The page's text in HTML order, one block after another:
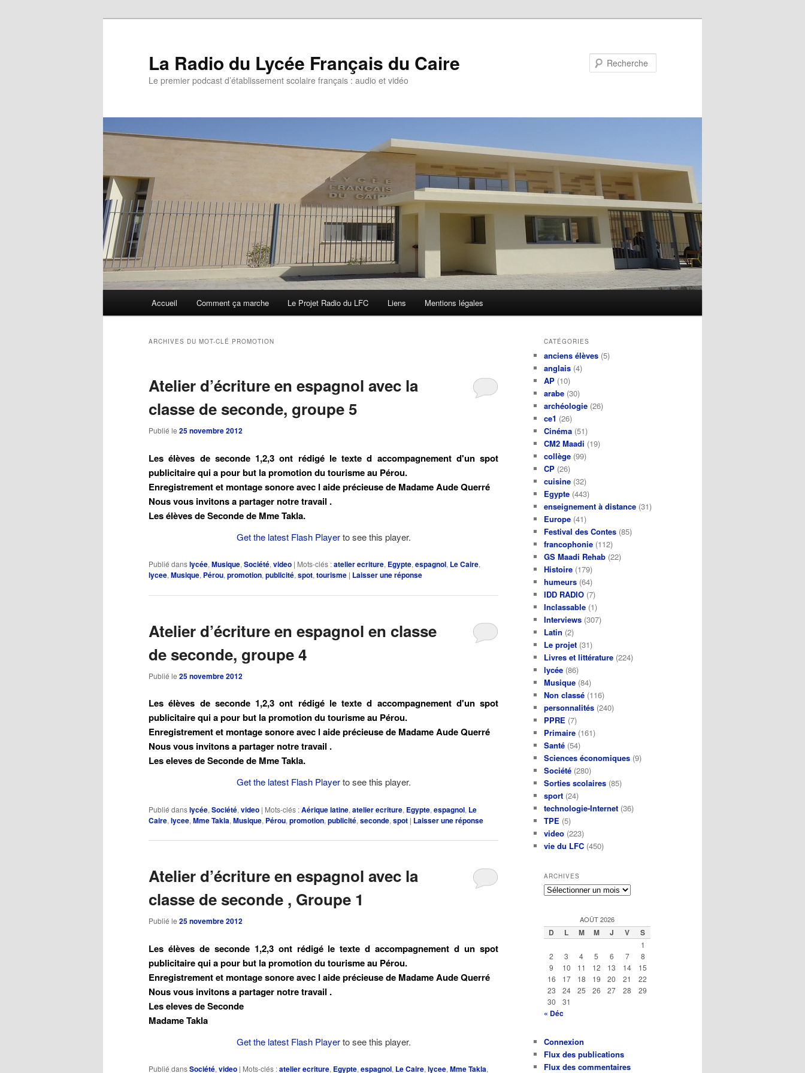
La Radio du Lycée Français du Caire
Le premier podcast d’établissement scolaire français : audio et vidéo
Aller
principal
Aller
secondaire
Accueil Comment ça marche Le Projet Radio du LFC Liens Mentions légales
ARCHIVES DU MOT-CLÉ PROMOTION
Atelier d’écriture en espagnol avec la
classe de seconde, groupe 5
Publié le 25 novembre 2012
Les élèves de seconde 1,2,3 ont rédigé le texte d accompagnement d'un spot
publicitaire qui a pour but la promotion du tourisme au Pérou.
Enregistrement et montage sonore avec l aide précieuse de Madame Aude Querré
Nous vous invitons a partager notre travail .
Les élèves de Seconde de Mme Takla.
Get the latest Flash Playerto see this player.
Publié danslycée, Musique, Société, video | Mots-clés :atelier ecriture, Egypte, espagnol, Le Caire,
lycee, Musique, Pérou, promotion, publicité, spot, tourisme | Laisser une réponse
Atelier d’écriture en espagnol en classe
de seconde, groupe 4
Publié le 25 novembre 2012
Les élèves de seconde 1,2,3 ont rédigé le texte d accompagnement d'un spot
publicitaire qui a pour but la promotion du tourisme au Pérou.
Enregistrement et montage sonore avec l aide précieuse de Madame Aude Querré
Nous vous invitons a partager notre travail .
Les eleves de Seconde de Mme Takla.
Get the latest Flash Playerto see this player.
Publié danslycée, Société, video | Mots-clés :Aérique latine, atelier ecriture, Egypte, espagnol, Le
Caire, lycee, Mme Takla, Musique, Pérou, promotion, publicité, seconde, spot | Laisser une réponse
Atelier d’écriture en espagnol avec la
classe de seconde , Groupe 1
Publié le 25 novembre 2012
Les élèves de seconde 1,2,3 ont rédigé le texte d accompagnement d un spot
publicitaire qui a pour but la promotion du tourisme au Pérou.
Enregistrement et montage sonore avec l aide précieuse de Madame Aude Querré
Nous vous invitons a partager notre travail .
Les eleves de Seconde
Madame Takla
Get the latest Flash Playerto see this player.
Publié dansSociété, video | Mots-clés :atelier ecriture, Egypte, espagnol, Le Caire, lycee, Mme Takla,
CATÉGORIES
anciens élèves (5)
anglais (4)
AP (10)
arabe (30)
archéologie (26)
ce1 (26)
Cinéma (51)
CM2 Maadi (19)
collège (99)
CP (26)
cuisine (32)
Egypte (443)
enseignement à distance (31)
Europe (41)
Festival des Contes (85)
francophonie (112)
GS Maadi Rehab (22)
Histoire (179)
humeurs (64)
IDD RADIO (7)
Inclassable (1)
Interviews (307)
Latin (2)
Le projet (31)
Livres et littérature (224)
lycée (86)
Musique (84)
Non classé (116)
personnalités (240)
PPRE (7)
Primaire (161)
Santé (54)
Sciences économiques (9)
Société (280)
Sorties scolaires (85)
sport (24)
technologie-Internet (36)
TPE (5)
video (223)
vie du LFC (450)
ARCHIVES
Archives
AOÛT 2026
D L M M J V S
1
2
3 4 5 6 7
8
9
10 11 12 13 14
15
16
17 18 19 20 21
22
23
24 25 26 27 28
29
30
31
« Déc
Connexion
Flux des publications
Flux des commentaires